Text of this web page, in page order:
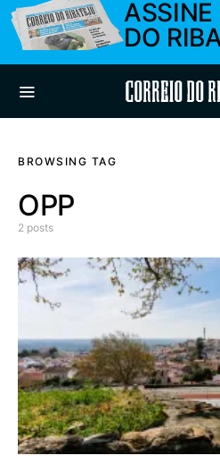
ASSINE
DO
Correio do
BROWSING TAG
OPP
2 posts